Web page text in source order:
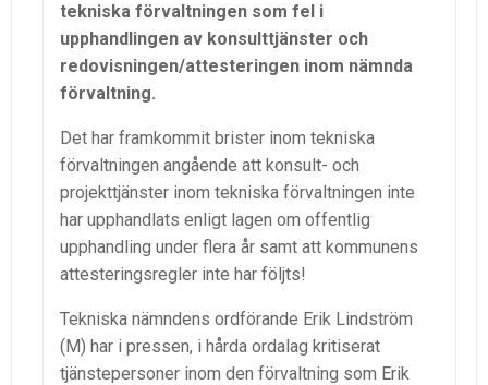
tekniska förvaltningen som fel i
upphandlingen av konsulttjänster och
redovisningen/attesteringen inom nämnda
förvaltning.
Det har framkommit brister inom tekniska
förvaltningen angående att konsult- och
projekttjänster inom tekniska förvaltningen inte
har upphandlats enligt lagen om offentlig
upphandling under flera år samt att kommunens
attesteringsregler inte har följts!
Tekniska nämndens ordförande Erik Lindström
(M) har i pressen, i hårda ordalag kritiserat
tjänstepersoner inom den förvaltning som Erik